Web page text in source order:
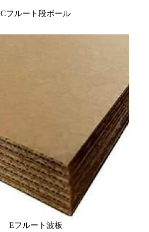
Cフルート段ボール
Eフルート波板